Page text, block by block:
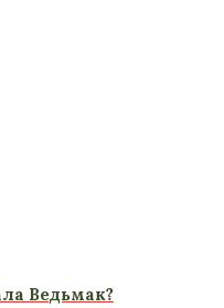
Ведьмак?